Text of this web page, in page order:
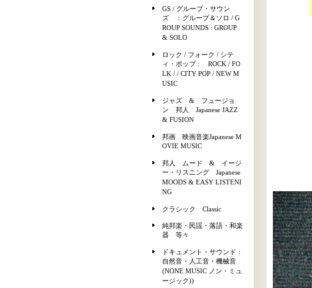
GS / グループ・サウン
ズ ：グループ＆ソロ / G
ROUP SOUNDS : GROUP
& SOLO
ロック / フォーク / シテ
ィ・ポップ : ROCK / FO
LK / / CITY POP / NEW M
USIC
ジャズ & フュージョ
ン 邦人 Japanese JAZZ
& FUSION
邦画 映画音楽Japanese M
OVIE MUSIC
邦人 ムード & イージ
ー・リスニング Japanese
MOODS & EASY LISTENI
NG
クラシック Classic
純邦楽・民謡・落語・和楽
器 等々
ドキュメント・サウンド：
自然音・人工音・機械音
(NONE MUSIC ノン・ミュ
ージック))